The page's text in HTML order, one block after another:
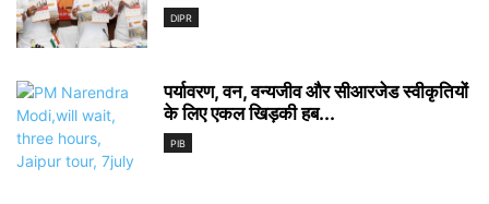
DIPR
पर्यावरण, वन, वन्यजीव और सीआरजेड स्वीकृतियों
के लिए एकल खिड़की हब...
PIB